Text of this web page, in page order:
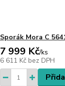
Sporák Mora C
7 999 Kč/ks
6 611 Kč bez DPH